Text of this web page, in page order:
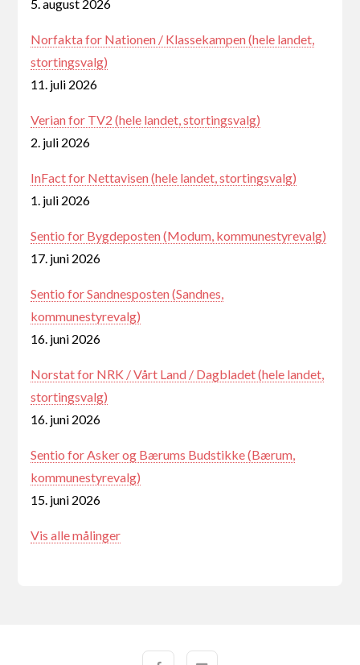
5. august 2026
Norfakta for Nationen / Klassekampen (hele landet,
stortingsvalg)
11. juli 2026
Verian for TV2 (hele landet, stortingsvalg)
2. juli 2026
InFact for Nettavisen (hele landet, stortingsvalg)
1. juli 2026
Sentio for Bygdeposten (Modum, kommunestyrevalg)
17. juni 2026
Sentio for Sandnesposten (Sandnes,
kommunestyrevalg)
16. juni 2026
Norstat for NRK / Vårt Land / Dagbladet (hele landet,
stortingsvalg)
16. juni 2026
Sentio for Asker og Bærums Budstikke (Bærum,
kommunestyrevalg)
15. juni 2026
Vis alle målinger